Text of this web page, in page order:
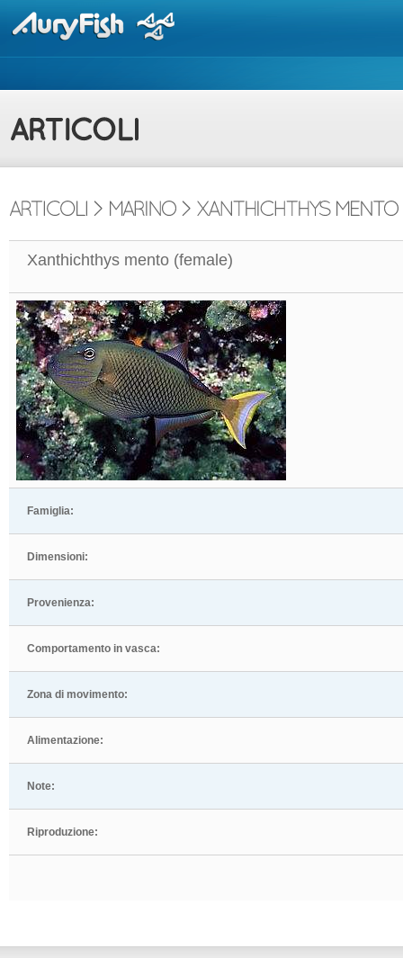
Xanthichthys mento (female)
Famiglia:
Dimensioni:
Provenienza:
Comportamento in vasca:
Zona di movimento:
Alimentazione:
Note:
Riproduzione: